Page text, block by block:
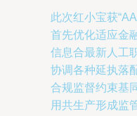
此次红小宝获
首先优化适应金
信息合最新人工
协调各种延执落
合规监督约束基
用共生产形成监